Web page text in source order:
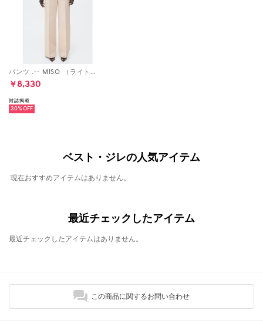
パンツ .-- MISO （ライトベージュ）
￥8,330
雑誌掲載
30%
ベスト・ジレの人気アイテム
現在おすすめアイテムはありません。
最近チェックしたアイテム
最近チェックしたアイテムはありません。
この商品に関するお問い合わせ